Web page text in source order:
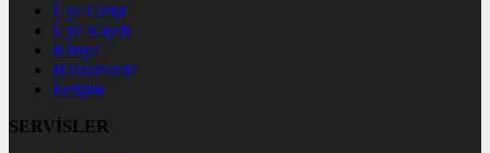
Üye Girişi
Üye Kaydı
Künye
Hakkımızda
İletişim
SERVİSLER